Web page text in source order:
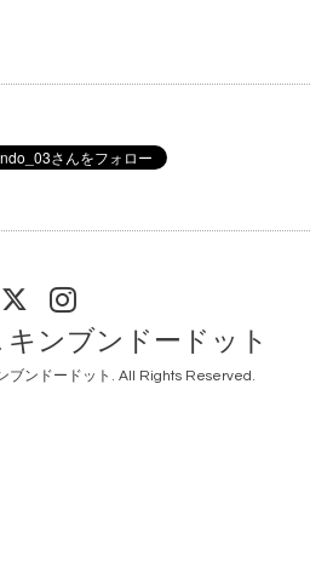
キンブンドードット
ブンドードット . All Rights Reserved.